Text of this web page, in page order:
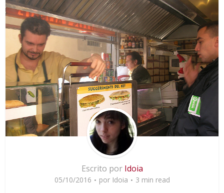
Escrito por Idoia
05/10/2016 por Idoia 3 min read